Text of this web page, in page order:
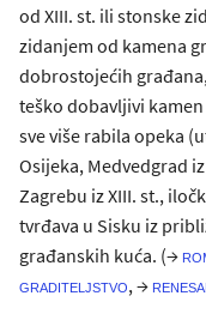
od XIII. st. ili stonske
zidanjem od kamena
dobrostojećih
teško dobavljivi
sve više rabila opeka
Osijeka, Medvedgrad
Zagrebu iz XIII. st.,
tvrđava u Sisku iz
građanskih kuća. (→
graditeljstvo, →